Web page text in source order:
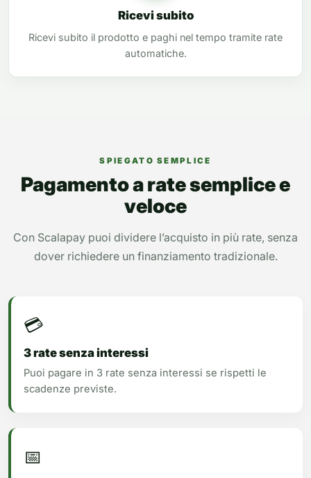
Ricevi subito
Ricevi subito il prodotto e paghi nel tempo tramite rate
automatiche.
SPIEGATO SEMPLICE
Pagamento a rate semplice e
veloce
Con Scalapay puoi dividere l’acquisto in più rate, senza
dover richiedere un finanziamento tradizionale.
💳
3 rate senza interessi
Puoi pagare in 3 rate senza interessi se rispetti le
scadenze previste.
📅